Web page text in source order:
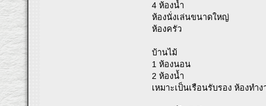
4 ห้องน้ำ
ห้องนั่งเล่นขนาดใหญ่
ห้องครัว
บ้านไม้
1 ห้องนอน
2 ห้องน้ำ
เหมาะเป็นเรือนรับรอง ห้องทำ